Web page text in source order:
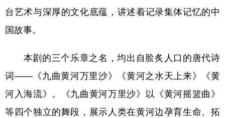
辽宁 吉林 上海 江苏
浙江
山东 河南 湖北 湖南
广东 广西 海南 重庆
四川 贵州 云南 西藏
台艺术与深厚的文化底蕴，讲述着记录集体记忆的中
国故事。
本剧的三个乐章之名，均出自脍炙人口的唐代诗
词——《九曲黄河万里沙》《黄河之水天上来》《黄
河入海流》。《九曲黄河万里沙》以《黄河摇篮曲》
等四个独立的舞段，展示人类在黄河边孕育生命、拓